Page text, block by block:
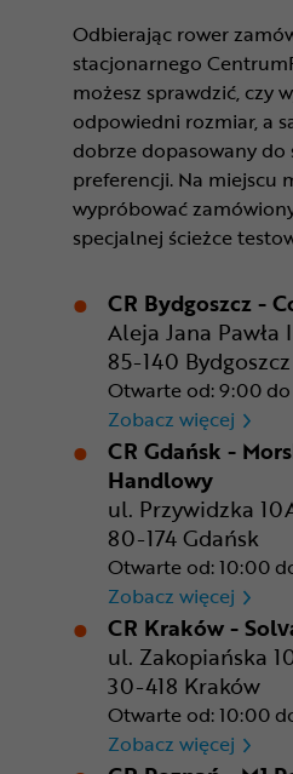
Odbierając rower
stacjonarnego
możesz sprawdzić, czy
odpowiedni rozmiar, a
dobrze dopasowany do
preferencji. Na miejscu
wypróbować
specjalnej ścieżce
CR Bydgoszcz -
Aleja Jana Pawła
85-140 Bydgoszcz
Otwarte od: 9:00
Zobacz więcej CR
CR Gdańsk -
Handlowy
ul. Przywidzka
80-174 Gdańsk
Otwarte od: 10:00
Zobacz więcej CR
CR Kraków -
ul. Zakopiańska
30-418 Kraków
Otwarte od: 10:00
Zobacz więcej CR